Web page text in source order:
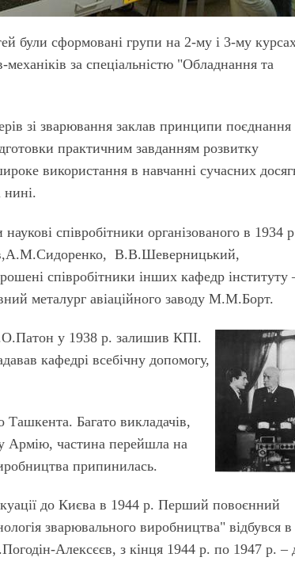
були сформовані групи на 2-му і 3-му
за спеціальністю "Обладнання та
зі зварювання заклав принципи поєднання
практичним завданням розвитку
використання в навчанні сучасних
нині.
співробітники організованого в 1934
В.В.Шеверницький,
співробітники інших кафедр інституту
металург авіаційного заводу М.М.Борт.
у 1938 р. залишив КПІ.
кафедрі всебічну допомогу,
Багато викладачів,
Армію, частина перейшла на
припинилась.
до Києва в 1944 р. Перший повоєнний
зварювального виробництва" відбувся
Алексєєв, з кінця 1944 р. по 1947 р. –